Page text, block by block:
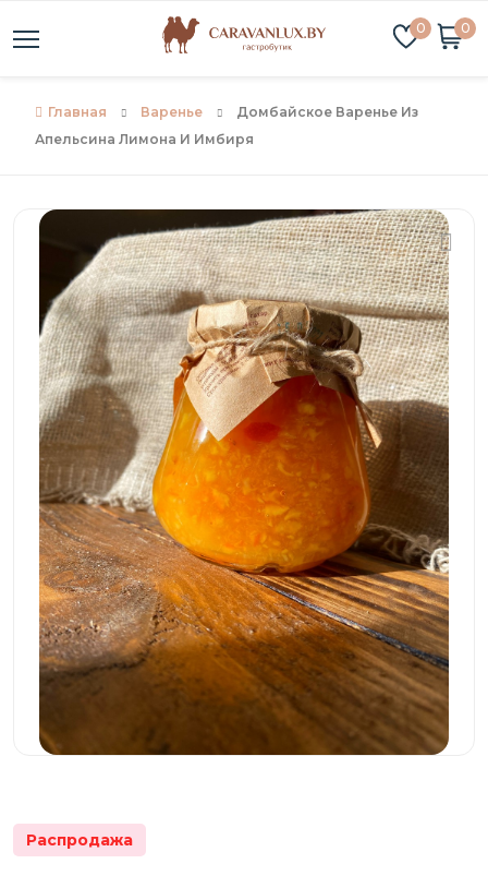
0 0
Главная Варенье
Домбайское Варенье Из
Апельсина Лимона И Имбиря
Распродажа